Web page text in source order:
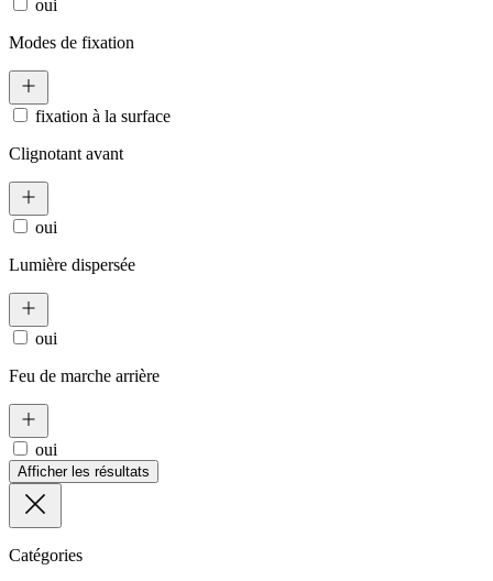
oui
Modes de fixation
fixation à la surface
Clignotant avant
oui
Lumière dispersée
oui
Feu de marche arrière
oui
Afficher les résultats
Catégories